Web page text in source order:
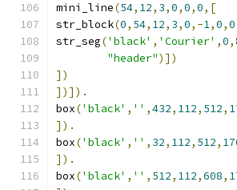
mini_line(54, 12, 3,0,0,0,[
str_block(0, 54, 12, 3,0,-1,0,0
str_seg('black' , 'Courier' ,0,
"header")])
])
])]).
box('black' , '' ,432, 112, 512,
]).
box('black' , '' , 32, 112, 512,
]).
box('black' , '' , 512, 112,608,